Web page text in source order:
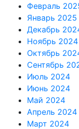
Февраль
Январь 2025
Декабрь
Ноябрь 2024
Октябрь
Сентябрь
Июль 2024
Июнь 2024
Май 2024
Апрель 2024
Март 2024